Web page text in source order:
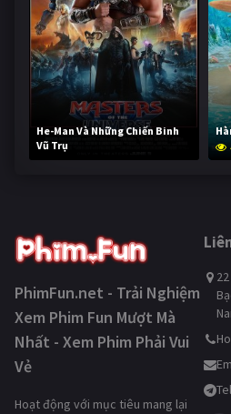
He-Man Và Những Chiến Binh
Vũ Trụ
246,097 lượt xem
PhimFun.net - Trải Nghiệm
Xem Phim Fun Mượt Mà
Nhất - Xem Phim Phải Vui
Vẻ
Hoạt động với mục tiêu mang lại